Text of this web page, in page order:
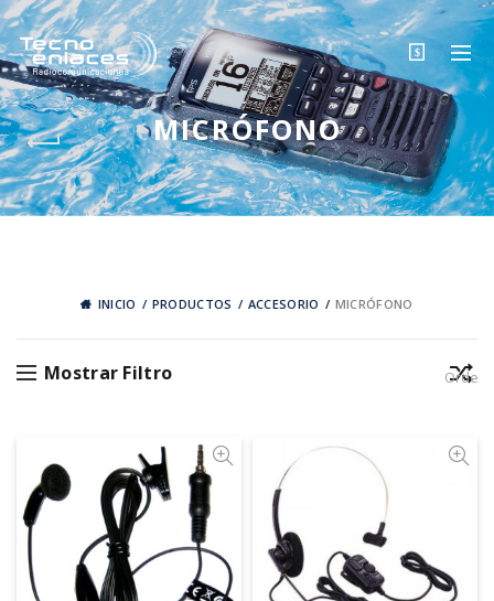
$
MICRÓFONO
INICIO PRODUCTOS ACCESORIO MICRÓFONO
Mostrar Filtro